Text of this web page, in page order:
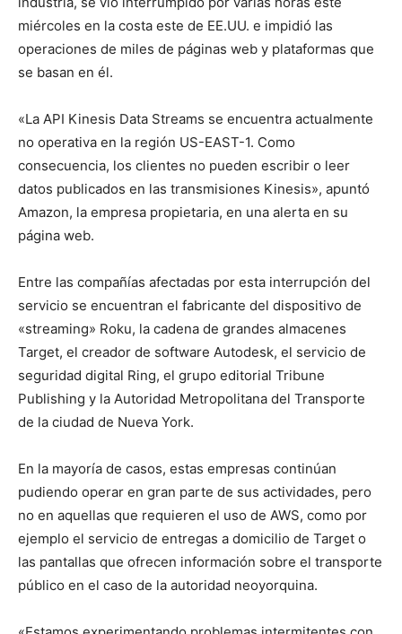
miércoles en la costa este de EE.UU. e impidió las
operaciones de miles de páginas web y plataformas que
se basan en él.
«La API Kinesis Data Streams se encuentra actualmente
no operativa en la región US-EAST-1. Como
consecuencia, los clientes no pueden escribir o leer
datos publicados en las transmisiones Kinesis», apuntó
Amazon, la empresa propietaria, en una alerta en su
página web.
Entre las compañías afectadas por esta interrupción del
servicio se encuentran el fabricante del dispositivo de
«streaming» Roku, la cadena de grandes almacenes
Target, el creador de software Autodesk, el servicio de
seguridad digital Ring, el grupo editorial Tribune
Publishing y la Autoridad Metropolitana del Transporte
de la ciudad de Nueva York.
En la mayoría de casos, estas empresas continúan
pudiendo operar en gran parte de sus actividades, pero
no en aquellas que requieren el uso de AWS, como por
ejemplo el servicio de entregas a domicilio de Target o
las pantallas que ofrecen información sobre el transporte
público en el caso de la autoridad neoyorquina.